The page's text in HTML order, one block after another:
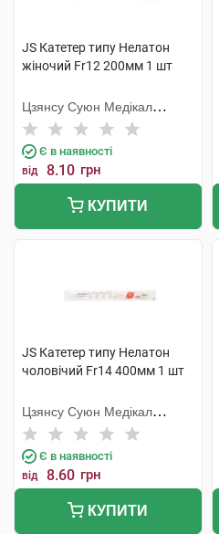
JS Катетер типу Нелатон
жіночий Fr12 200мм 1 шт
Цзянсу Суюн Медікал
Метіріалс
Є в наявності
від 8.10 грн
КУПИТИ
JS Катетер типу Нелатон
чоловічий Fr14 400мм 1 шт
Цзянсу Суюн Медікал
Метіріалс
Є в наявності
від 8.60 грн
КУПИТИ